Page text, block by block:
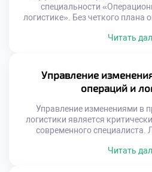
специальности
логистике». Без четкого плана
Стратегическое управление
Понимание механизмов
критически важно для
терпят неудачи из-за
Читать
Управление
операций и
Управление изменениями в
логистики является
современного специалиста.
Статичные процессы быстро
Читать